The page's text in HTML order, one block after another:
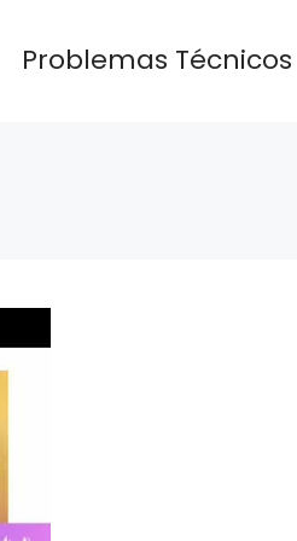
Problemas Técnicos